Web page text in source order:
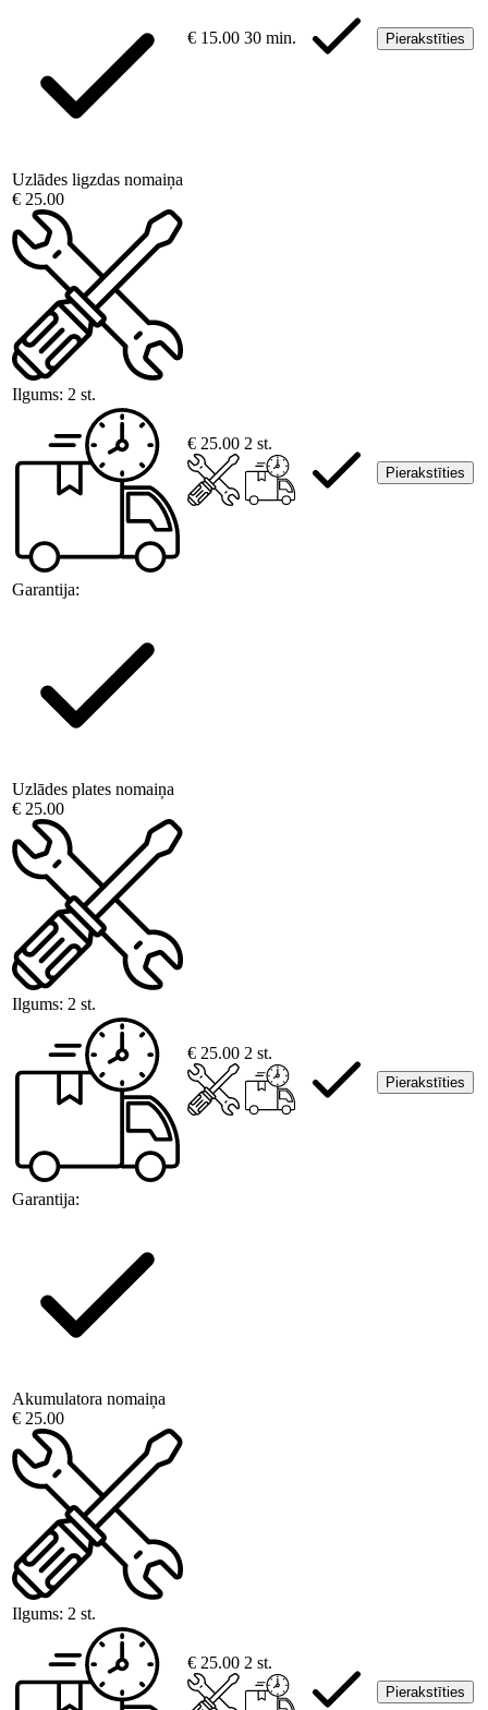
€ 15.00 30 min. Pierakstīties
Uzlādes ligzdas nomaiņa
€ 25.00
Ilgums: 2 st.
Garantija:
€ 25.00 2 st.
Pierakstīties
Uzlādes plates nomaiņa
€ 25.00
Ilgums: 2 st.
Garantija:
€ 25.00 2 st.
Pierakstīties
Akumulatora nomaiņa
€ 25.00
Ilgums: 2 st.
€ 25.00 2 st.
Pierakstīties